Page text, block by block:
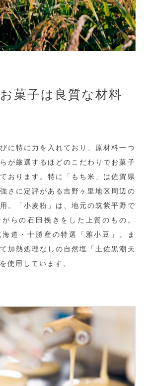
菓子は良質な材料
に特に力を入れており、原材料一つ
が厳選するほどのこだわりでお菓子
おります。特に「もち米」は佐賀県
さに定評がある吉野ヶ里地区周辺の
。「小麦粉」は、地元の筑紫平野で
らの石臼挽きをした上質のもの。
海道・十勝産の特選「雅小豆」。ま
加熱処理なしの自然塩「土佐黒潮天
使用しています。